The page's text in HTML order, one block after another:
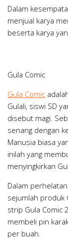
Dalam
menjual karya
beserta karya
Gula Comic
Gula Comic
Gulali, siswi SD
disebut magi.
senang dengan
Manusia biasa
inilah yang
menyingkirkan
Dalam
sejumlah produk
strip Gula Comic 2
membeli pin
per buah.